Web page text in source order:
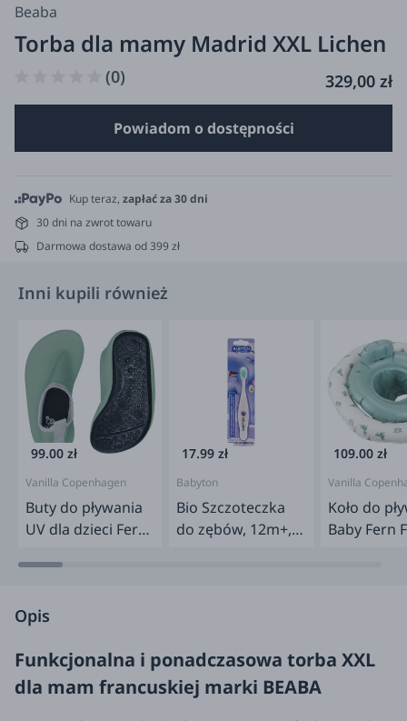
Beaba
Torba dla mamy Madrid XXL Lichen
(0) 329,00 zł
Powiadom o dostępności
Kup teraz, zapłać za 30 dni
30 dni na zwrot towaru
Darmowa dostawa od 399 zł
Inni kupili również
99.00 zł
Vanilla Copenhagen
Buty do pływania
UV dla dzieci Fern
17.99 zł
Babyton
Bio Szczoteczka
do zębów, 12m+,
109.00 zł
Vanilla
Koło do
Baby Fern
Opis
Funkcjonalna i ponadczasowa torba XXL
dla mam francuskiej marki BEABA